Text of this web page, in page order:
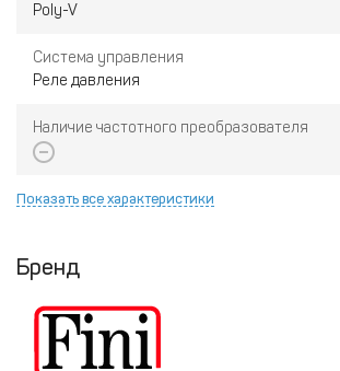
Poly-V
Система управления
Реле давления
Наличие частотного преобразователя
Показать все характеристики
Бренд